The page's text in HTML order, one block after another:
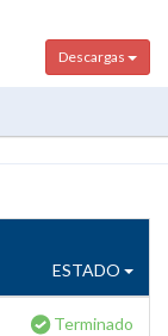
Descargas
ESTADO
Terminado